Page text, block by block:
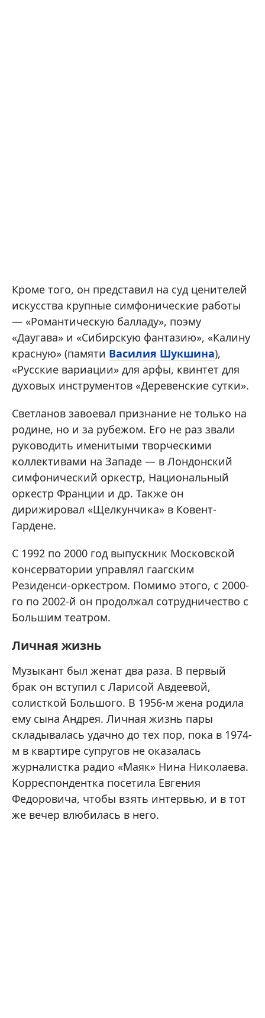
Кроме того, он представил на суд ценителей
искусства крупные симфонические работы
— «Романтическую балладу», поэму
«Даугава» и «Сибирскую фантазию», «Калину
красную» (памяти Василия Шукшина),
«Русские вариации» для арфы, квинтет для
духовых инструментов «Деревенские сутки».
Светланов завоевал признание не только на
родине, но и за рубежом. Его не раз звали
руководить именитыми творческими
коллективами на Западе — в Лондонский
симфонический оркестр, Национальный
оркестр Франции и др. Также он
дирижировал «Щелкунчика» в Ковент-
Гардене.
С 1992 по 2000 год выпускник Московской
консерватории управлял гаагским
Резиденси-оркестром. Помимо этого, с 2000-
го по 2002-й он продолжал сотрудничество с
Большим театром.
Личная жизнь
Музыкант был женат два раза. В первый
брак он вступил с Ларисой Авдеевой,
солисткой Большого. В 1956-м жена родила
ему сына Андрея. Личная жизнь пары
складывалась удачно до тех пор, пока в 1974-
м в квартире супругов не оказалась
журналистка радио «Маяк» Нина Николаева.
Корреспондентка посетила Евгения
Федоровича, чтобы взять интервью, и в тот
же вечер влюбилась в него.